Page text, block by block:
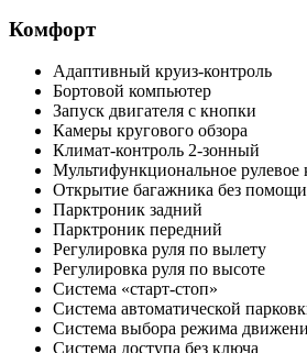
Комфорт
Адаптивный круиз-контроль
Бортовой компьютер
Запуск двигателя с кнопки
Камеры кругового обзора
Климат-контроль 2-зонный
Мультифункциональное рулевое
Открытие багажника без
Парктроник задний
Парктроник передний
Регулировка руля по вылету
Регулировка руля по высоте
Система «старт-стоп»
Система автоматической
Система выбора режима
Система доступа без ключа